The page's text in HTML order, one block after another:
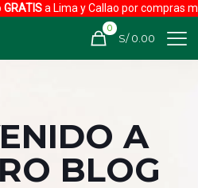
a Lima y Callao por compras mayores
0
S/ 0.00
A
BLOG